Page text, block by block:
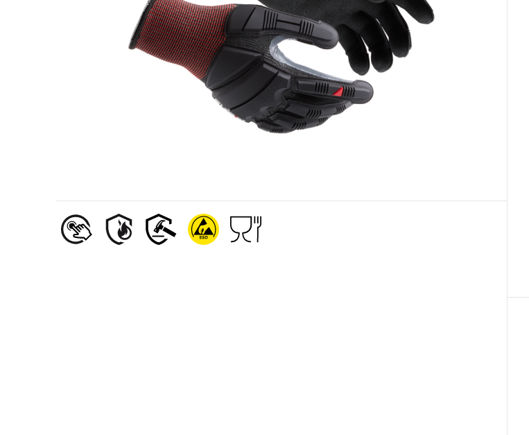
Olje- och gasindustri Bygg- och anläggning